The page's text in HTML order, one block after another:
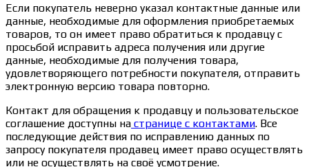
Если покупатель неверно указал контактные данные или
данные, необходимые для оформления приобретаемых
товаров, то он имеет право обратиться к продавцу с
просьбой исправить адреса получения или другие
данные, необходимые для получения товара,
удовлетворяющего потребности покупателя, отправить
электронную версию товара повторно.
Контакт для обращения к продавцу и пользовательское
соглашение доступны на странице с контактами. Все
последующие действия по исправлению данных по
запросу покупателя продавец имеет право осуществлять
или не осуществлять на своё усмотрение.